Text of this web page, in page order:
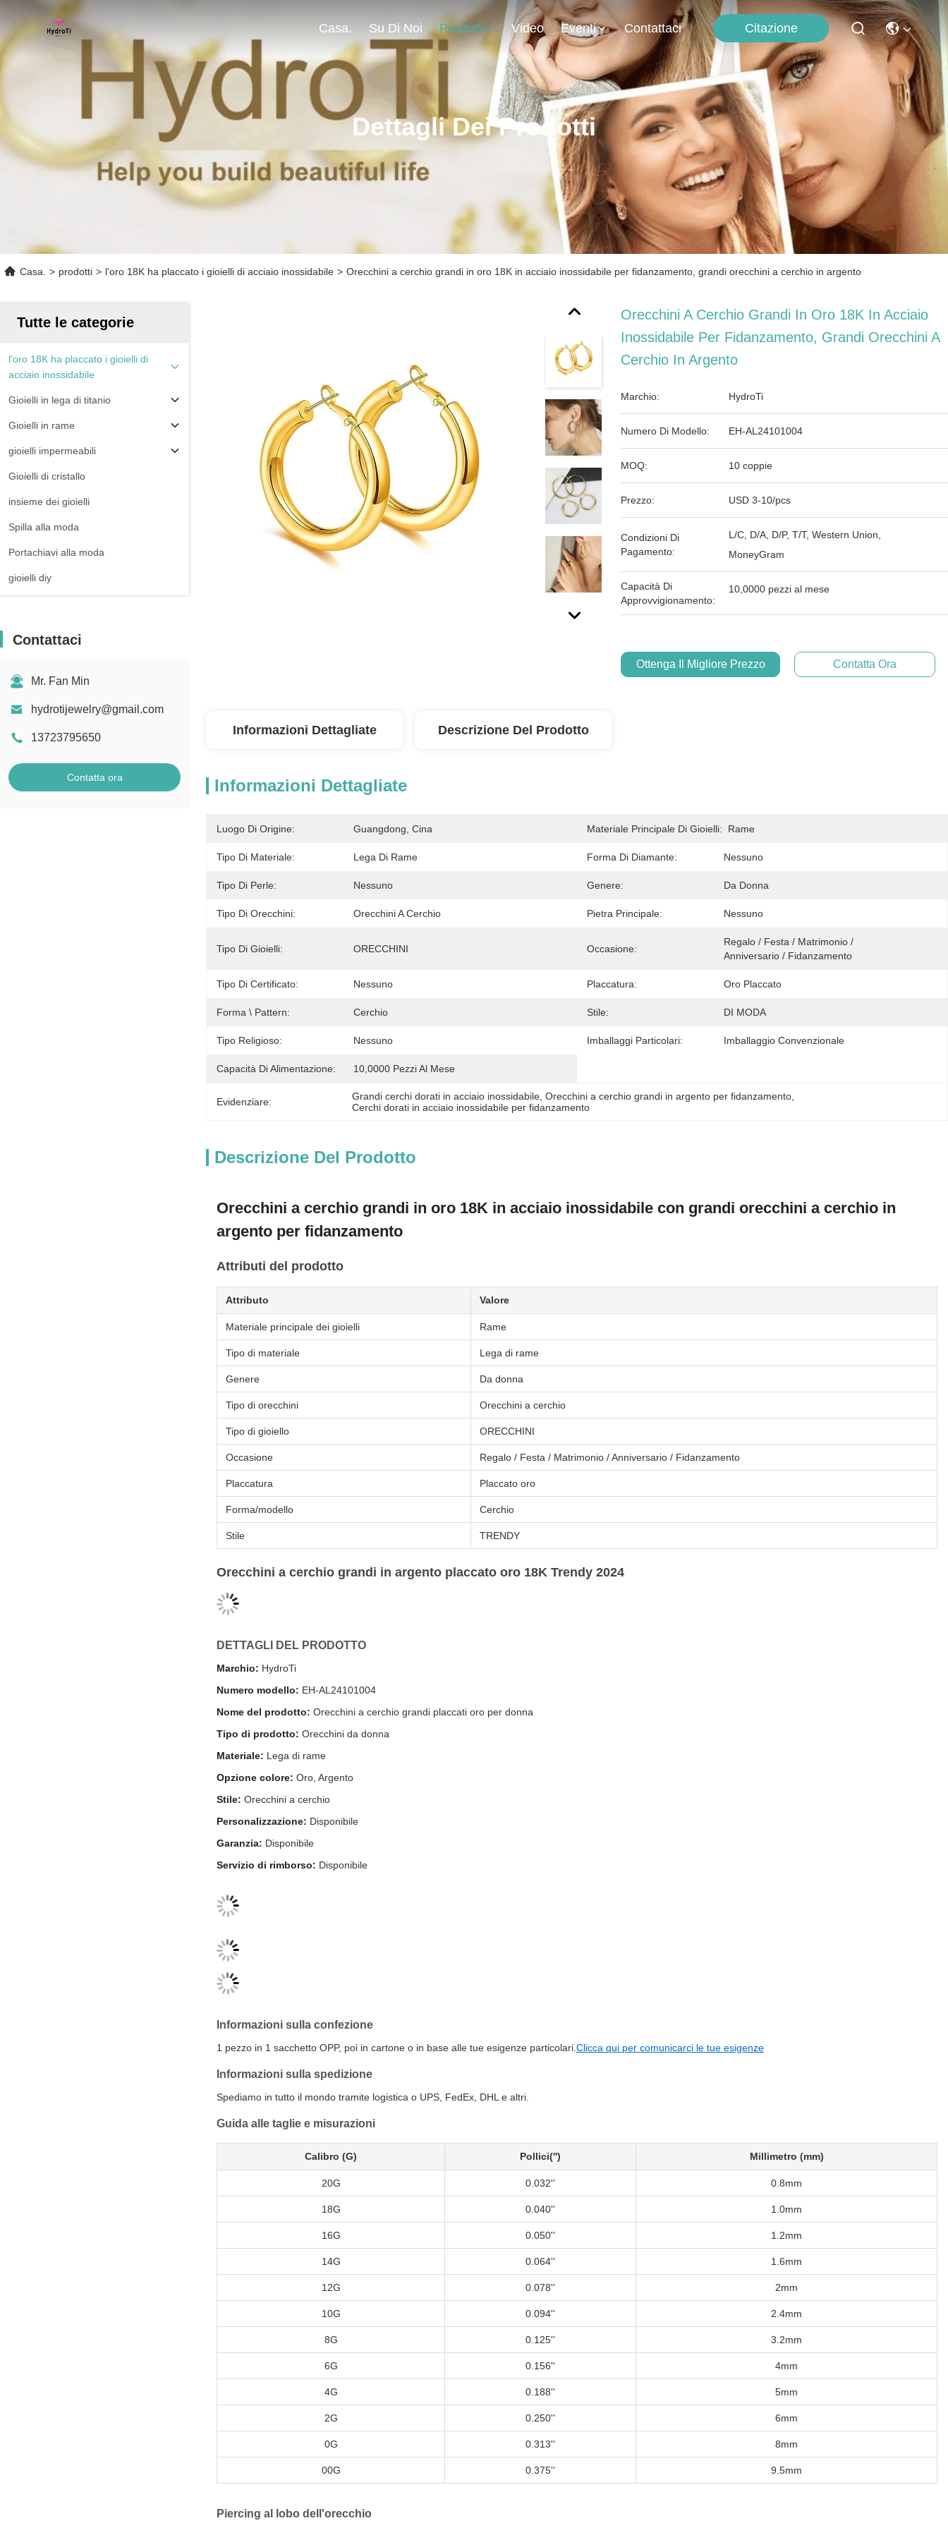
Casa. Su Di Noi Prodotti Video Eventi Contattaci Citazione
Dettagli Dei Prodotti
Casa. > prodotti > l'oro 18K ha placcato i gioielli di acciaio inossidabile > Orecchini a cerchio grandi in oro 18K in acciaio inossidabile per fidanzamento, grandi orecchini a cerchio in argento
Tutte le categorie
l'oro 18K ha placcato i gioielli di
acciaio inossidabile
Gioielli in lega di titanio
Gioielli in rame
gioielli impermeabili
Gioielli di cristallo
insieme dei gioielli
Spilla alla moda
Portachiavi alla moda
gioielli diy
Contattaci
Mr. Fan Min
hydrotijewelry@gmail.com
13723795650
Contatta ora
Orecchini A Cerchio Grandi In Oro 18K In Acciaio
Inossidabile Per Fidanzamento, Grandi Orecchini A
Cerchio In Argento
Marchio: HydroTi
Numero Di Modello: EH-AL24101004
MOQ: 10 coppie
Prezzo: USD 3-10/pcs
Condizioni Di
Pagamento:
L/C, D/A, D/P, T/T, Western Union,
MoneyGram
Capacità Di
Approvvigionamento:
10,0000 pezzi al mese
Ottenga Il Migliore Prezzo Contatta Ora
Informazioni Dettagliate Descrizione Del Prodotto
Informazioni Dettagliate
Luogo Di Origine: Guangdong, Cina Materiale Principale Di Gioielli: Rame
Tipo Di Materiale: Lega Di Rame Forma Di Diamante: Nessuno
Tipo Di Perle: Nessuno Genere: Da Donna
Tipo Di Orecchini: Orecchini A Cerchio Pietra Principale: Nessuno
Tipo Di Gioielli: ORECCHINI Occasione:
Regalo / Festa / Matrimonio /
Anniversario / Fidanzamento
Tipo Di Certificato: Nessuno Placcatura: Oro Placcato
Forma \ Pattern: Cerchio Stile: DI MODA
Tipo Religioso: Nessuno Imballaggi Particolari: Imballaggio Convenzionale
Capacità Di Alimentazione: 10,0000 Pezzi Al Mese
Evidenziare: Grandi cerchi dorati in acciaio inossidabile Orecchini a cerchio grandi in argento per fidanzamento
Cerchi dorati in acciaio inossidabile per fidanzamento
Descrizione Del Prodotto
Orecchini a cerchio grandi in oro 18K in acciaio inossidabile con grandi orecchini a cerchio in
argento per fidanzamento
Attributi del prodotto
Attributo Valore
Materiale principale dei gioielli Rame
Tipo di materiale Lega di rame
Genere Da donna
Tipo di orecchini Orecchini a cerchio
Tipo di gioiello ORECCHINI
Occasione Regalo / Festa / Matrimonio / Anniversario / Fidanzamento
Placcatura Placcato oro
Forma/modello Cerchio
Stile TRENDY
Orecchini a cerchio grandi in argento placcato oro 18K Trendy 2024
DETTAGLI DEL PRODOTTO
Marchio: HydroTi
Numero modello: EH-AL24101004
Nome del prodotto: Orecchini a cerchio grandi placcati oro per donna
Tipo di prodotto: Orecchini da donna
Materiale: Lega di rame
Opzione colore: Oro, Argento
Stile: Orecchini a cerchio
Personalizzazione: Disponibile
Garanzia: Disponibile
Servizio di rimborso: Disponibile
Informazioni sulla confezione
1 pezzo in 1 sacchetto OPP, poi in cartone o in base alle tue esigenze particolari. Clicca qui per comunicarci le tue esigenze
Informazioni sulla spedizione
Spediamo in tutto il mondo tramite logistica o UPS, FedEx, DHL e altri.
Guida alle taglie e misurazioni
Calibro (G) Pollici('') Millimetro (mm)
20G 0.032'' 0.8mm
18G 0.040'' 1.0mm
16G 0.050'' 1.2mm
14G 0.064'' 1.6mm
12G 0.078'' 2mm
10G 0.094'' 2.4mm
8G 0.125'' 3.2mm
6G 0.156'' 4mm
4G 0.188'' 5mm
2G 0.250'' 6mm
0G 0.313'' 8mm
00G 0.375'' 9.5mm
Piercing al lobo dell'orecchio